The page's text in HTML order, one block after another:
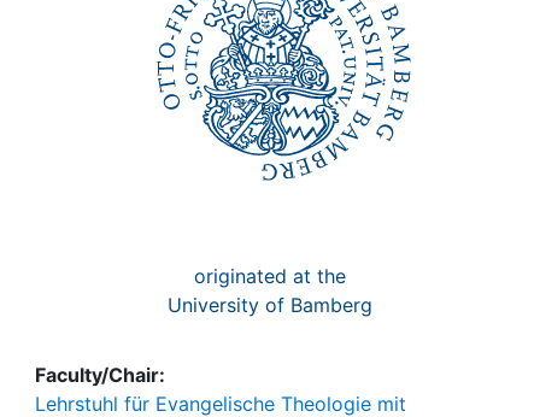
originated at the
University of Bamberg
Faculty/Chair:
Lehrstuhl für Evangelische Theologie mit